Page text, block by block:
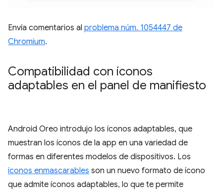
Envía comentarios al problema núm. 1054447 de
Chromium.
Compatibilidad con íconos
adaptables en el panel de manifiesto
Android Oreo introdujo los íconos adaptables, que
muestran los íconos de la app en una variedad de
formas en diferentes modelos de dispositivos. Los
íconos enmascarables son un nuevo formato de ícono
que admite íconos adaptables, lo que te permite